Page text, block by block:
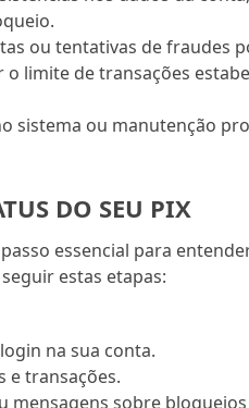
ou tentativas de fraudes
o limite de transações
sistema ou manutenção
DO SEU PIX
essencial para
estas etapas:
na sua conta.
e transações.
mensagens sobre